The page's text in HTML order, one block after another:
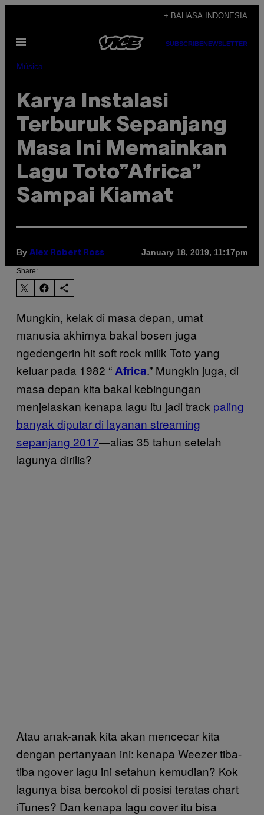
content
+ BAHASA INDONESIA
Open
SUBSCRIBENEWSLETTER
Música
Karya Instalasi
Terburuk Sepanjang
Masa Ini Memainkan
Lagu Toto”Africa”
Sampai Kiamat
By Alex Robert Ross January 18, 2019, 11:17pm
Share:
Mungkin, kelak di masa depan, umat
manusia akhirnya bakal bosen juga
ngedengerin hit soft rock milik Toto yang
keluar pada 1982 “Africa.” Mungkin juga, di
masa depan kita bakal kebingungan
menjelaskan kenapa lagu itu jadi track paling
banyak diputar di layanan streaming
sepanjang 2017—alias 35 tahun setelah
lagunya dirilis?
Atau anak-anak kita akan mencecar kita
dengan pertanyaan ini: kenapa Weezer tiba-
tiba ngover lagu ini setahun kemudian? Kok
lagunya bisa bercokol di posisi teratas chart
iTunes? Dan kenapa lagu cover itu bisa